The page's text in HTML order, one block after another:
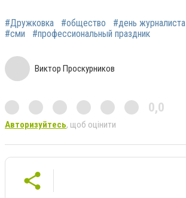
#Дружковка #общество #день журналиста
#сми
#профессиональный праздник
Виктор Проскурников
0,0
Авторизуйтесь, щоб оцінити